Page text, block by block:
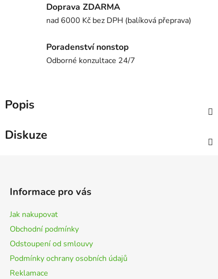
Doprava ZDARMA
nad 6000 Kč bez DPH (balíková přeprava)
Poradenství nonstop
Odborné konzultace 24/7
Popis
Diskuze
Informace pro vás
Jak nakupovat
Obchodní podmínky
Odstoupení od smlouvy
Podmínky ochrany osobních údajů
Reklamace